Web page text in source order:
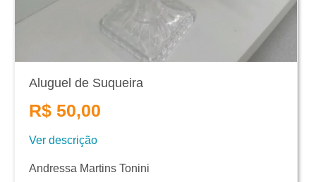
Aluguel de Suqueira
R$ 50,00
Ver descrição
Andressa Martins Tonini